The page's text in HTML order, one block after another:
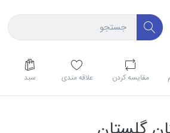
مقايسه كردن علاقه مندی سبد